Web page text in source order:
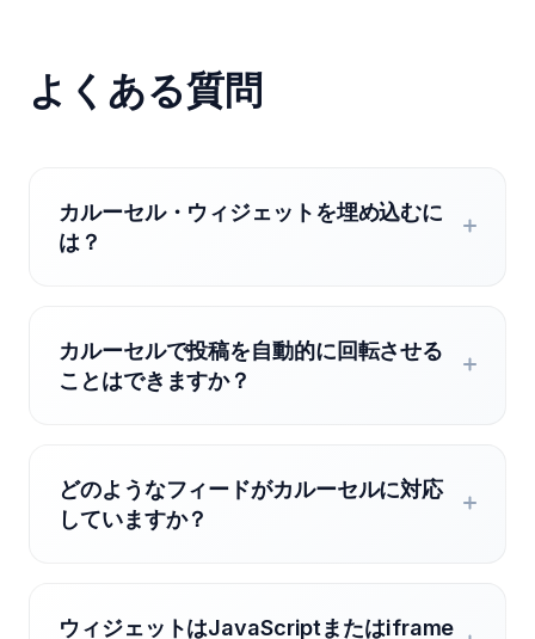
よくある質問
カルーセル・ウィジェットを埋め込むに
は？
カルーセルで投稿を自動的に回転させる
ことはできますか？
どのようなフィードがカルーセルに対応
していますか？
ウィジェットはJavaScriptまたはiframe